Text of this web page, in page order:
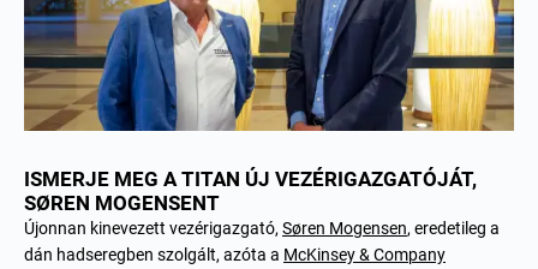
ISMERJE MEG A TITAN ÚJ VEZÉRIGAZGATÓJÁT,
SØREN MOGENSENT
Újonnan kinevezett vezérigazgató, Søren Mogensen, eredetileg a
dán hadseregben szolgált, azóta a McKinsey & Company